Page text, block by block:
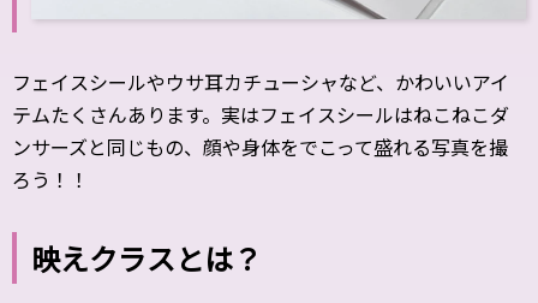
フェイスシールやウサ耳カチューシャなど、かわいいアイ
テムたくさんあります。実はフェイスシールはねこねこダ
ンサーズと同じもの、顔や身体をでこって盛れる写真を撮
ろう！！
映えクラスとは？